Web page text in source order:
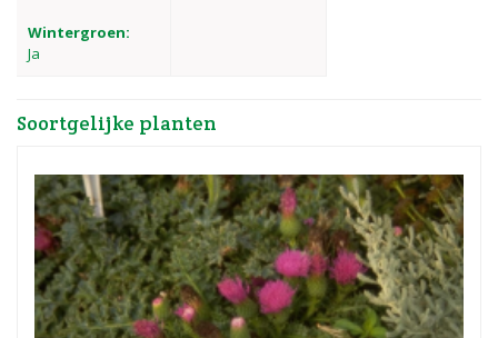
Wintergroen:
Ja
Soortgelijke planten